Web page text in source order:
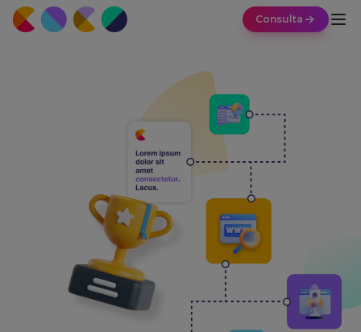
Consulta